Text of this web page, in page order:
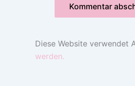
Diese Website verwendet
werden.